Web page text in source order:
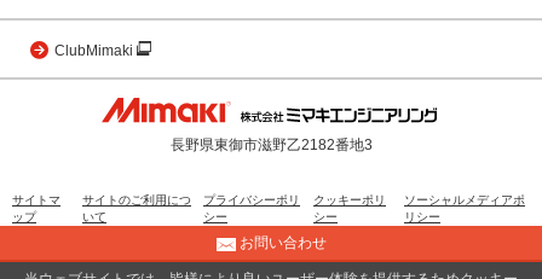
ClubMimaki
長野県東御市滋野乙2182番地3
サイトマ
ップ
サイトのご利用につ
いて
プライバシーポリ
シー
クッキーポリ
シー
ソーシャルメディアポ
リシー
お問い合わせ